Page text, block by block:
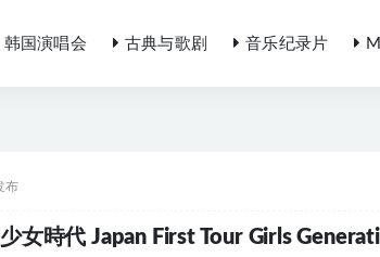
韩国演唱会 古典与歌剧 音乐纪录片
布
女時代 Japan First Tour Girls